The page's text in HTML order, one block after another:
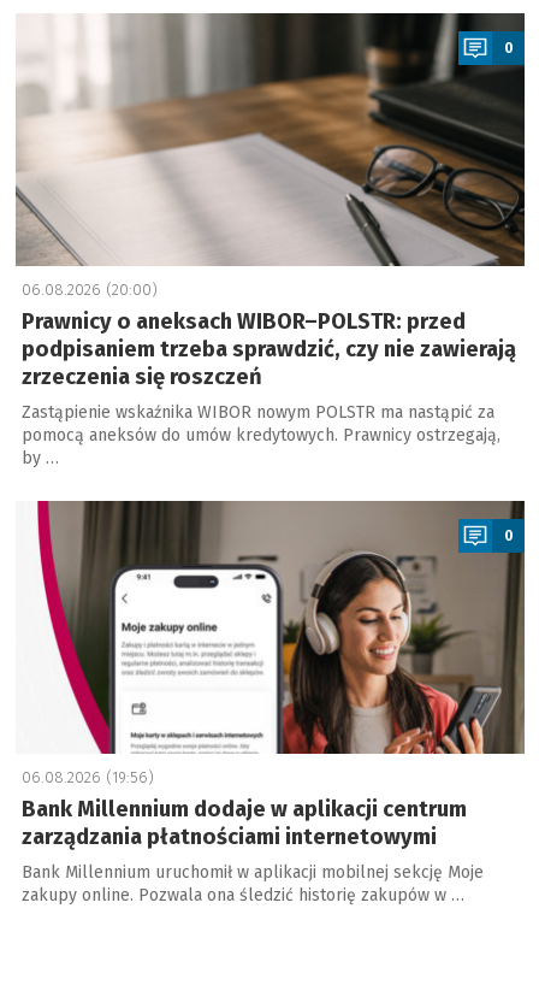
a
0
06.08.2026 (20:00)
Prawnicy o aneksach WIBOR–POLSTR: przed
podpisaniem trzeba sprawdzić, czy nie zawierają
zrzeczenia się roszczeń
Zastąpienie wskaźnika WIBOR nowym POLSTR ma nastąpić za
pomocą aneksów do umów kredytowych. Prawnicy ostrzegają,
by …
0
06.08.2026 (19:56)
Bank Millennium dodaje w aplikacji centrum
zarządzania płatnościami internetowymi
Bank Millennium uruchomił w aplikacji mobilnej sekcję Moje
zakupy online. Pozwala ona śledzić historię zakupów w …